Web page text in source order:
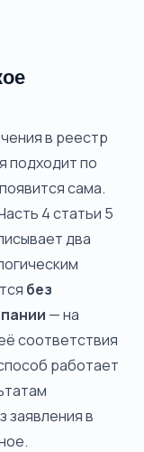
в реестр
подходит по
сама.
4 статьи 5
два
без
— на
соответствия
работает
заявления в